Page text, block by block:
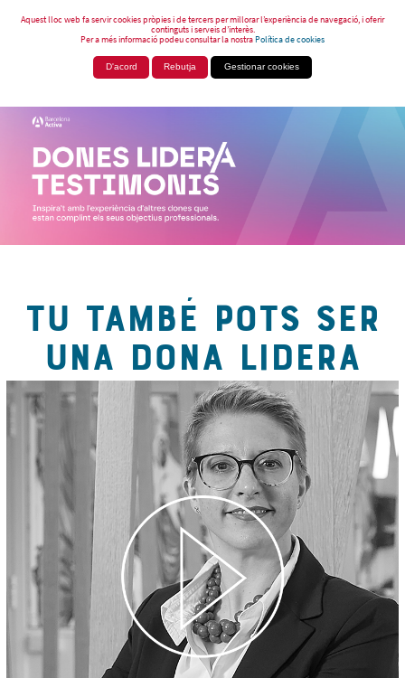
Aquest lloc web fa servir cookies pròpies i de tercers per millorar l’experiència de navegació, i oferir
continguts i serveis d’interès.
Per a més informació podeu consultar la nostraPolítica de cookies
D'acord Rebutja Gestionar cookies
TU TAMBÉ POTS SER
UNA DONA LIDERA